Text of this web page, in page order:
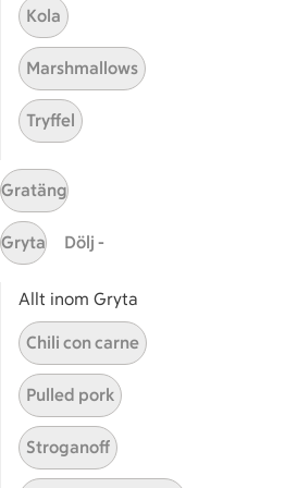
Bli stammis
Stammis Student
Stammis Husdjur
Partnererbjudanden
Våra ICA-kort
ICA
ICAs egna varor
ICA Gruppen
ICA Nära
ICA Supermarket
ICA Kvantum
ICA Maxi
Utvalda leverantörer
Annonsera
Jobba på ICA
Kola
Marshmallows
Tryffel
Gratäng
Gryta Dölj -
Allt inom Gryta
Chili con carne
Pulled pork
Stroganoff